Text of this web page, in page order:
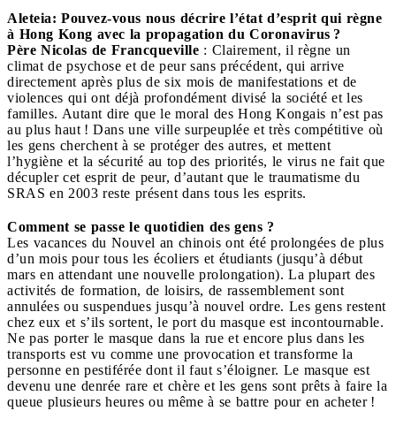
Aleteia: Pouvez-vous nous décrire l’état d’esprit qui règne
à Hong Kong avec la propagation du Coronavirus ?
Père Nicolas de Francqueville : Clairement, il règne un
climat de psychose et de peur sans précédent, qui arrive
directement après plus de six mois de manifestations et de
violences qui ont déjà profondément divisé la société et les
familles. Autant dire que le moral des Hong Kongais n’est pas
au plus haut ! Dans une ville surpeuplée et très compétitive où
les gens cherchent à se protéger des autres, et mettent
l’hygiène et la sécurité au top des priorités, le virus ne fait que
décupler cet esprit de peur, d’autant que le traumatisme du
SRAS en 2003 reste présent dans tous les esprits.
Comment se passe le quotidien des gens ?
Les vacances du Nouvel an chinois ont été prolongées de plus
d’un mois pour tous les écoliers et étudiants (jusqu’à début
mars en attendant une nouvelle prolongation). La plupart des
activités de formation, de loisirs, de rassemblement sont
annulées ou suspendues jusqu’à nouvel ordre. Les gens restent
chez eux et s’ils sortent, le port du masque est incontournable.
Ne pas porter le masque dans la rue et encore plus dans les
transports est vu comme une provocation et transforme la
personne en pestiférée dont il faut s’éloigner. Le masque est
devenu une denrée rare et chère et les gens sont prêts à faire la
queue plusieurs heures ou même à se battre pour en acheter !